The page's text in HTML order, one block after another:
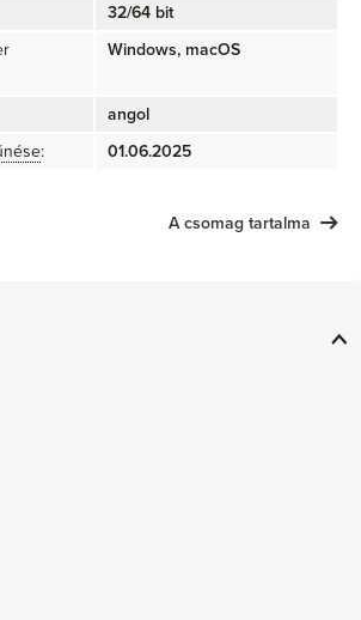
32/64 bit
Windows, macOS
angol
: 01.06.2025
A csomag tartalma